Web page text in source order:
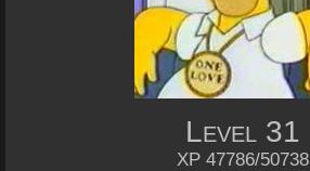
Level 31
XP 47786/50738